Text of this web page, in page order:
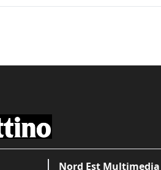
Nord Est Multimedia